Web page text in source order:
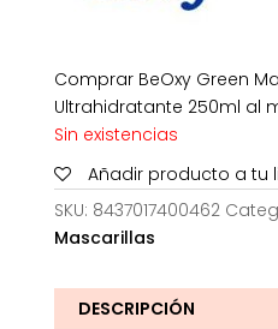
Comprar BeOxy Green
Ultrahidratante 250ml al
Sin existencias
Añadir producto a tu
SKU: 8437017400462
Mascarillas
DESCRIPCIÓN